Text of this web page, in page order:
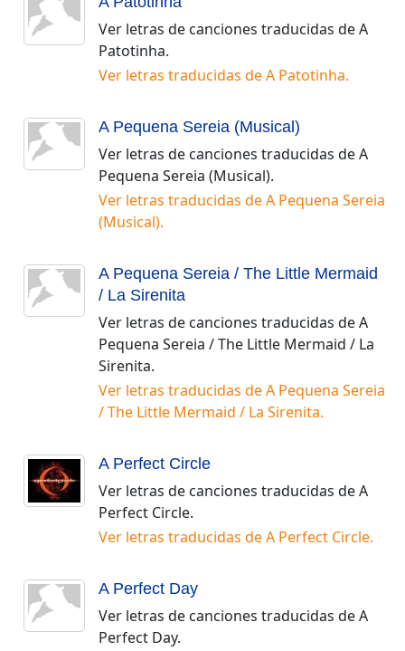
Ver letras de canciones traducidas deA
Patotinha.
Ver letras traducidas deA Patotinha.
A Pequena Sereia (Musical)
Ver letras de canciones traducidas deA
Pequena Sereia (Musical).
Ver letras traducidas deA Pequena Sereia
(Musical).
A Pequena Sereia / The Little Mermaid
/ La Sirenita
Ver letras de canciones traducidas deA
Pequena Sereia / The Little Mermaid / La
Sirenita.
Ver letras traducidas deA Pequena Sereia
/ The Little Mermaid / La Sirenita.
A Perfect Circle
Ver letras de canciones traducidas deA
Perfect Circle.
Ver letras traducidas deA Perfect Circle.
A Perfect Day
Ver letras de canciones traducidas deA
Perfect Day.